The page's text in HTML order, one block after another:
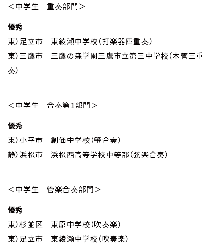
＜中学生 重奏部門＞
優秀
東）足立市 東綾瀬中学校（打楽器四重奏）
東）三鷹市 三鷹の森学園三鷹市立第三中学校（木管三重
奏）
＜中学生 合奏第1部門＞
優秀
東）小平市 創価中学校（箏合奏）
静）浜松市 浜松西高等学校中等部（弦楽合奏）
＜中学生 管楽合奏部門＞
優秀
東）杉並区 東原中学校（吹奏楽）
東）足立市 東綾瀬中学校（吹奏楽）